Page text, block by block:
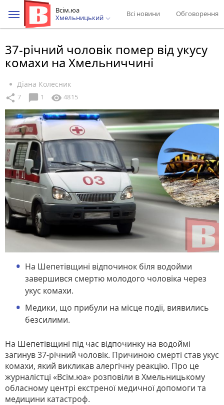
Всім.юа
Хмельницький
Всі новини Обговорення
37-річний чоловік помер від укусу
комахи на Хмельниччині
Діана Колесник
share 7 chat_bubble 1 visibility 4815
На Шепетівщині відпочинок біля водойми
завершився смертю молодого чоловіка через
укус комахи.
Медики, що прибули на місце події, виявились
безсилими.
На Шепетівщині під час відпочинку на водоймі
загинув 37-річний чоловік. Причиною смерті став укус
комахи, який викликав алергічну реакцію. Про це
журналістці «Всім.юа» розповіли в Хмельницькому
обласному центрі екстреної медичної допомоги та
медицини катастроф.